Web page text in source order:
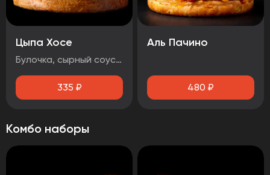
Цыпа Хосе
Булочка, сырный соус, маринованный огурец, айсберг, сыр чеддер, стрипсы
335 ₽
Аль Пачино
480 ₽
Комбо наборы